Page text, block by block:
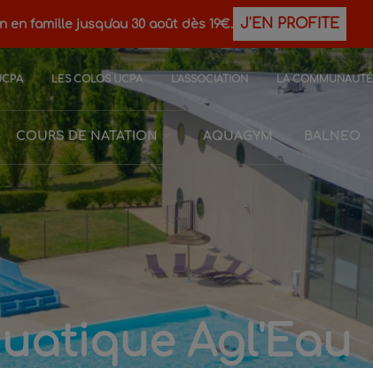
en famille jusqu'au 30 août dès 19€. J'EN PROFITE
LES COLOS UCPA L'ASSOCIATION LA COMMUNAUTÉ
COURS DE NATATION AQUAGYM BALNEO
Agl'Eau